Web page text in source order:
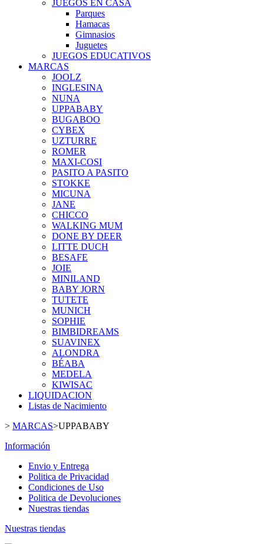
JUEGOS EN CASA
Parques
Hamacas
Gimnasios
Juguetes
JUEGOS EDUCATIVOS
MARCAS
JOOLZ
INGLESINA
NUNA
UPPABABY
BUGABOO
CYBEX
UZTURRE
ROMER
MAXI-COSI
PASITO A PASITO
STOKKE
MICUNA
JANE
CHICCO
WALKING MUM
DONE BY DEER
LITTE DUCH
BESAFE
JOIE
MINILAND
BABY JORN
TUTETE
MUNICH
SOPHIE
BIMBIDREAMS
SUAVINEX
ALONDRA
BÉABA
MEDELA
KIWISAC
LIQUIDACION
Listas de Nacimiento
> MARCAS>UPPABABY
Información
Envio y Entrega
Politica de Privacidad
Condiciones de Uso
Politica de Devoluciones
Nuestras tiendas
Nuestras tiendas